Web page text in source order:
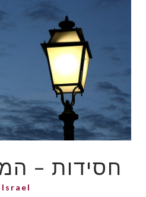
חסידות –